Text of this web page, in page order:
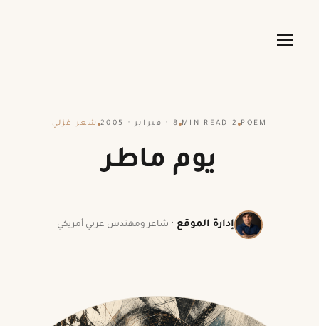
POEM
2 MIN READ 8 · فبراير · 2005 شعر غزلي
يوم ماطر
إدارة الموقع · شاعر ومهندس عربي أمريكي